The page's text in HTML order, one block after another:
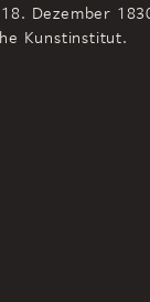
Dezember
Kunstinstitut.